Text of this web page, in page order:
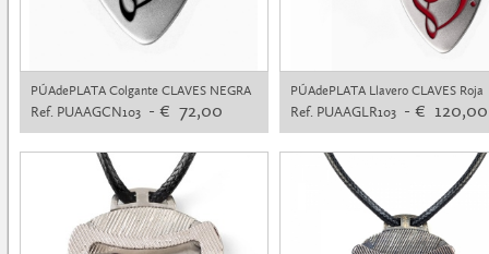
PÚAdePLATA Colgante CLAVES NEGRA
Ref. PUAAGCN103 - € 72,00
PÚAdePLATA Llavero CLAVES Roja
Ref. PUAAGLR103 - € 120,00